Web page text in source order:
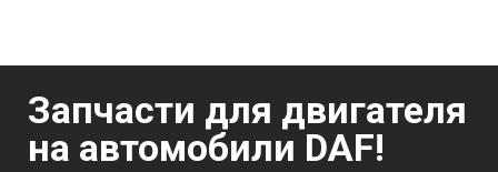
Запчасти для двигателя
на автомобили DAF!